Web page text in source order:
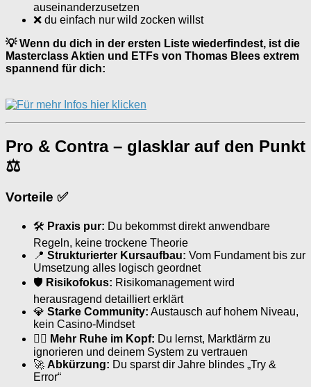
auseinanderzusetzen
❌ du einfach nur wild zocken willst
💡 Wenn du dich in der ersten Liste wiederfindest, ist die
Masterclass Aktien und ETFs von Thomas Blees extrem
spannend für dich:
Pro & Contra – glasklar auf den Punkt
⚖
Vorteile ✅
🛠 Praxis pur: Du bekommst direkt anwendbare
Regeln, keine trockene Theorie
📍 Strukturierter Kursaufbau: Vom Fundament bis zur
Umsetzung alles logisch geordnet
🛡 Risikofokus: Risikomanagement wird
herausragend detailliert erklärt
💎 Starke Community: Austausch auf hohem Niveau,
kein Casino-Mindset
🧘‍♂️ Mehr Ruhe im Kopf: Du lernst, Marktlärm zu
ignorieren und deinem System zu vertrauen
🚀 Abkürzung: Du sparst dir Jahre blindes „Try &
Error“